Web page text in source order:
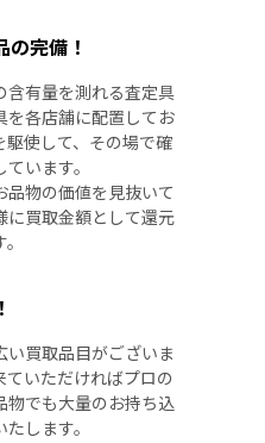
完備！
含有量を測れる査定具
を各店舗に配置してお
駆使して、その場で確
います。
品物の価値を見抜いて
に買取金額として還元
買取品目がございま
いただければプロの
物でも大量のお持ち込
します。